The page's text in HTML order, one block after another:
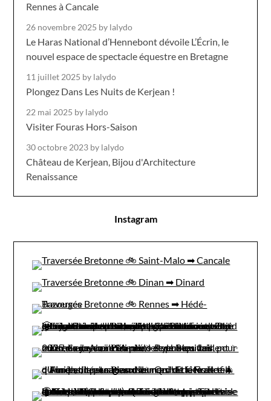
Rennes à Cancale
26 novembre 2025 by lalydo
Le Haras National d’Hennebont dévoile L’Écrin, le
nouvel espace de spectacle équestre en Bretagne
11 juillet 2025 by lalydo
Plongez Dans Les Nuits de Kerjean !
22 mai 2025 by lalydo
Visiter Fouras Hors-Saison
30 octobre 2023 by lalydo
Château de Kerjean, Bijou d'Architecture
Renaissance
Instagram